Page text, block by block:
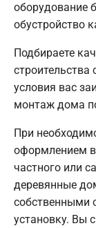
оборудование
обустройство
Подбираете
условия вас
монтаж дома
При
оформлением
частного или
деревянные
собственными
установку. Вы